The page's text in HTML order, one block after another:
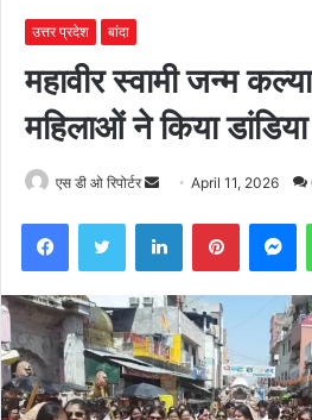
उत्तर प्रदेश बांदा
महावीर स्वामी जन्म
महिलाओं ने किया
एस डी ओ रिपोर्टर
Send April 11, 2026
FacebookTwitter LinkedInPinterest